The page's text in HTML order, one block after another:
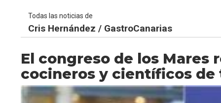
Todas las noticias de
Cris Hernández / GastroCanarias
El congreso de los Mares
cocineros y científicos de